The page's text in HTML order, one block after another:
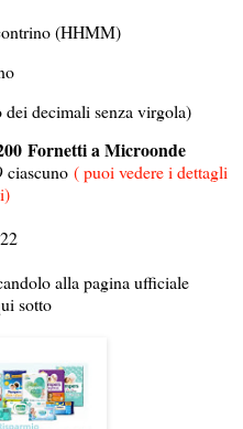
(HHMM)
decimali senza virgola)
Fornetti a Microonde
ciascuno ( puoi vedere i dettagli
alla pagina ufficiale
sotto